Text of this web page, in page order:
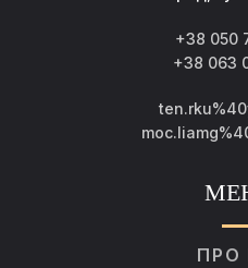
+38 050
+38 063
ПРО